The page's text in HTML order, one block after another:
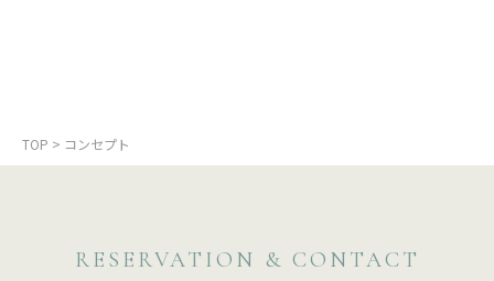
TOP > コンセプト
RESERVATION & CONTACT